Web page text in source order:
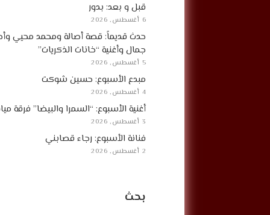
قبل و بعد: بدور
6 أغسطس, 2026
حدث قديماً: قصة أصالة ومحمد محيي
جمال وأغنية “خانات الذكريات”
5 أغسطس, 2026
مبدع الأسبوع: حسين شوكت
4 أغسطس, 2026
أغنية الأسبوع: “السمرا والبيضا” فرقة
3 أغسطس, 2026
فنانة الأسبوع: رجاء قصابني
2 أغسطس, 2026
بحث